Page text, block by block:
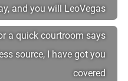
and you will LeoVegas
a quick courtroom says
source, I have got you
covered